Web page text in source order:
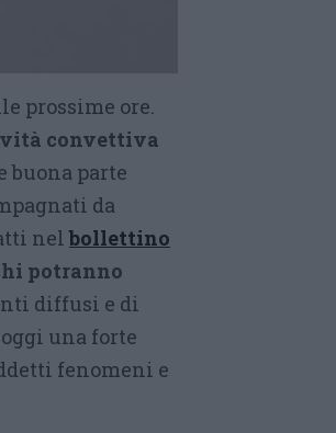
prossime ore.
convettiva
buona parte
da
nelbollettino
potranno
diffusi e di
una forte
fenomeni e